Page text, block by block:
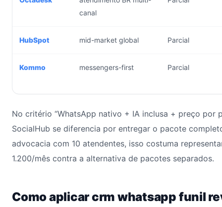
canal
HubSpot mid-market global Parcial
Kommo messengers-first Parcial
No critério “WhatsApp nativo + IA inclusa + preço por
SocialHub se diferencia por entregar o pacote
advocacia com 10 atendentes, isso costuma
1.200/mês contra a alternativa de pacotes separados.
Como aplicar crm whatsapp funil